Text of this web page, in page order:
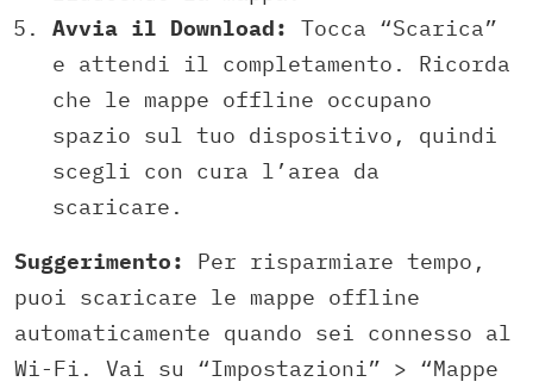
Avvia il Download:
Tocca “Scarica”
e attendi il completamento. Ricorda
che le mappe offline occupano
spazio sul tuo dispositivo, quindi
scegli con cura l’area da
scaricare.
Suggerimento:
Per risparmiare tempo,
puoi scaricare le mappe offline
automaticamente quando sei connesso al
Wi-Fi. Vai su “Impostazioni” > “Mappe